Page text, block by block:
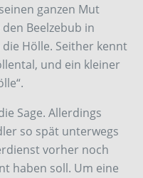
ganzen Mut
Beelzebub in
Hölle. Seither kennt
und ein kleiner
Sage. Allerdings
so spät unterwegs
vorher noch
haben soll. Um eine